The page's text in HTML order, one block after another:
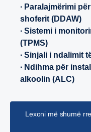
∙ Paralajmërimi
shoferit (DDAW)
∙ Sistemi i
(TPMS)
∙ Sinjali i ndalimit
∙ Ndihma për
alkoolin (ALC)
Lexoni më shumë